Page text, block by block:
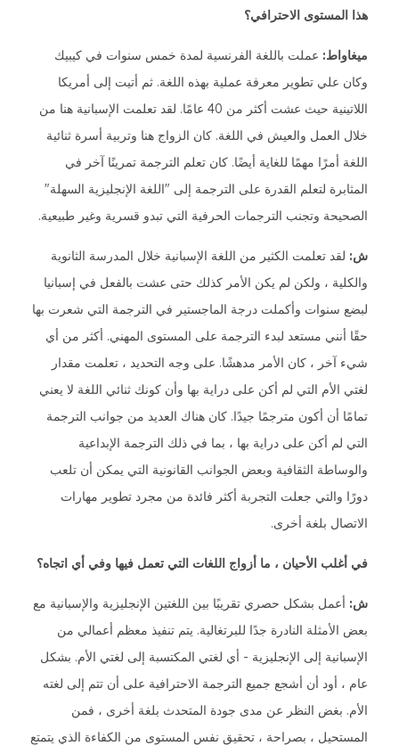
هذا المستوى الاحترافي؟
ميغاواط: عملت باللغة الفرنسية لمدة خمس سنوات في كيبيك
وكان علي تطوير معرفة عملية بهذه اللغة. ثم أتيت إلى أمريكا
اللاتينية حيث عشت أكثر من 40 عامًا. لقد تعلمت الإسبانية هنا من
خلال العمل والعيش في اللغة. كان الزواج هنا وتربية أسرة ثنائية
اللغة أمرًا مهمًا للغاية أيضًا. كان تعلم الترجمة تمرينًا آخر في
المثابرة لتعلم القدرة على الترجمة إلى "اللغة الإنجليزية السهلة"
الصحيحة وتجنب الترجمات الحرفية التي تبدو قسرية وغير طبيعية.
ش: لقد تعلمت الكثير من اللغة الإسبانية خلال المدرسة الثانوية
والكلية ، ولكن لم يكن الأمر كذلك حتى عشت بالفعل في إسبانيا
لبضع سنوات وأكملت درجة الماجستير في الترجمة التي شعرت بها
حقًا أنني مستعد لبدء الترجمة على المستوى المهني. أكثر من أي
شيء آخر ، كان الأمر مدهشًا. على وجه التحديد ، تعلمت مقدار
لغتي الأم التي لم أكن على دراية بها وأن كونك ثنائي اللغة لا يعني
تمامًا أن أكون مترجمًا جيدًا. كان هناك العديد من جوانب الترجمة
التي لم أكن على دراية بها ، بما في ذلك الترجمة الإبداعية
والوساطة الثقافية وبعض الجوانب القانونية التي يمكن أن تلعب
دورًا والتي جعلت التجربة أكثر فائدة من مجرد تطوير مهارات
الاتصال بلغة أخرى.
في أغلب الأحيان ، ما أزواج اللغات التي تعمل فيها وفي أي اتجاه؟
ش: أعمل بشكل حصري تقريبًا بين اللغتين الإنجليزية والإسبانية مع
بعض الأمثلة النادرة جدًا للبرتغالية. يتم تنفيذ معظم أعمالي من
الإسبانية إلى الإنجليزية - أي لغتي المكتسبة إلى لغتي الأم. بشكل
عام ، أود أن أشجع جميع الترجمة الاحترافية على أن تتم إلى لغته
الأم. بغض النظر عن مدى جودة المتحدث بلغة أخرى ، فمن
المستحيل ، بصراحة ، تحقيق نفس المستوى من الكفاءة الذي يتمتع